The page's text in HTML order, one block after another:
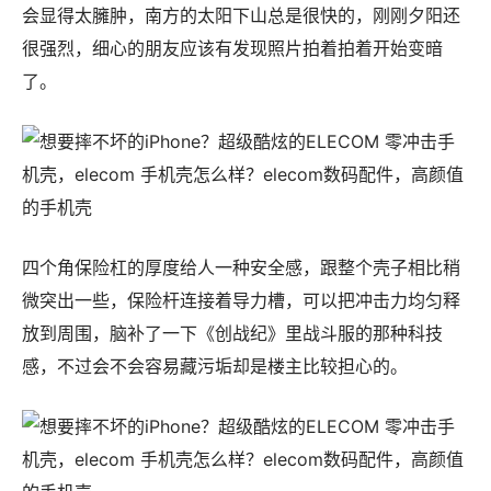
会显得太臃肿，南方的太阳下山总是很快的，刚刚夕阳还
很强烈，细心的朋友应该有发现照片拍着拍着开始变暗
了。
四个角保险杠的厚度给人一种安全感，跟整个壳子相比稍
微突出一些，保险杆连接着导力槽，可以把冲击力均匀释
放到周围，脑补了一下《创战纪》里战斗服的那种科技
感，不过会不会容易藏污垢却是楼主比较担心的。